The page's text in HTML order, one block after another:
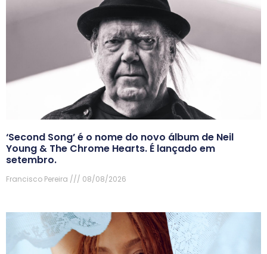
‘Second Song’ é o nome do novo álbum de Neil
Young & The Chrome Hearts. É lançado em
setembro.
Francisco Pereira 08/08/2026